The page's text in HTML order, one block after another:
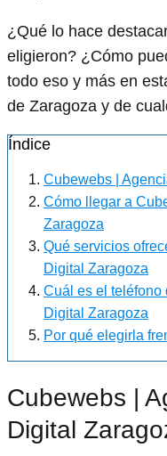
¿Qué lo hace
eligieron? ¿Cómo
todo eso y más en
de Zaragoza y de
Índice
Cubewebs |
Cómo llegar a
Zaragoza
Qué servicios
Digital Zaragoza
Cuál es el teléfono
Digital Zaragoza
Por qué elegirla
Cubewebs |
Digital